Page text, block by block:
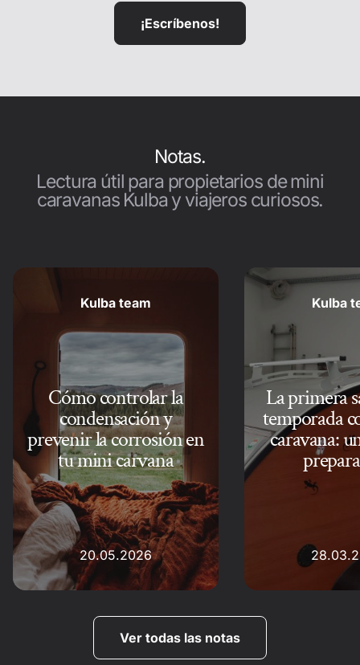
¡Escríbenos!
Notas.
Lectura útil para propietarios de mini
caravanas Kulba y viajeros curiosos.
Kulba team
Cómo controlar la
condensación y
prevenir la corrosión en
tu mini carvana
20.05.2026
Kulba
La primera
temporada
caravana:
Ver todas las notas